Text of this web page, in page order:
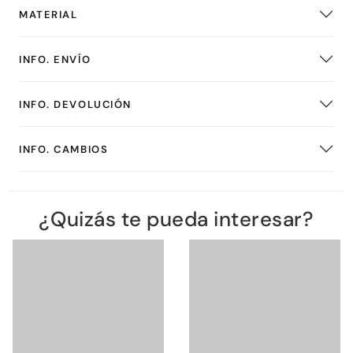
MATERIAL
INFO. ENVÍO
INFO. DEVOLUCIÓN
INFO. CAMBIOS
¿Quizás te pueda interesar?